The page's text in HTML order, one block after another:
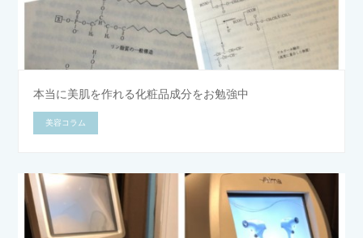
本当に美肌を作れる化粧品成分をお勉強中
美容コラム